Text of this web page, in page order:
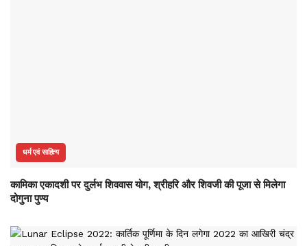
धर्म एवं साहित्य
कामिका एकादशी पर दुर्लभ शिववास योग, श्रीहरि और शिवजी की पूजा से मिलेगा
दोगुना पुण्य